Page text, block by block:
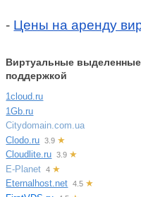
- Цены на аренду
Виртуальные выделенные
поддержкой
1cloud.ru
1Gb.ru
Citydomain.com.ua
Clodo.ru
3.9 ★
Cloudlite.ru
3.9 ★
E-Planet
4 ★
Eternalhost.net
4.5 ★